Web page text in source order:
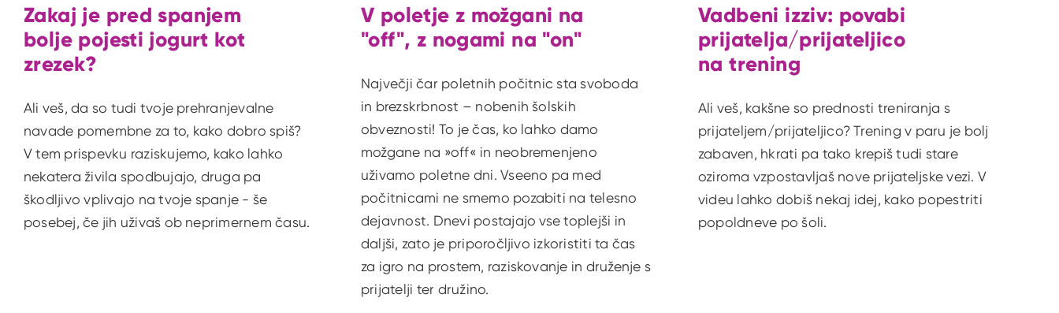
Zakaj je pred spanjem
bolje pojesti jogurt kot
zrezek?
Ali veš, da so tudi tvoje prehranjevalne
navade pomembne za to, kako dobro spiš?
V tem prispevku raziskujemo, kako lahko
nekatera živila spodbujajo, druga pa
škodljivo vplivajo na tvoje spanje - še
posebej, če jih uživaš ob neprimernem času.
V poletje z možgani na
"off", z nogami na "on"
Največji čar poletnih počitnic sta svoboda
in brezskrbnost – nobenih šolskih
obveznosti! To je čas, ko lahko damo
možgane na »off« in neobremenjeno
uživamo poletne dni. Vseeno pa med
počitnicami ne smemo pozabiti na telesno
dejavnost. Dnevi postajajo vse toplejši in
daljši, zato je priporočljivo izkoristiti ta čas
za igro na prostem, raziskovanje in druženje s
prijatelji ter družino.
Vadbeni izziv: povabi
prijatelja/prijateljico
na trening
Ali veš, kakšne so prednosti treniranja s
prijateljem/prijateljico? Trening v paru je bolj
zabaven, hkrati pa tako krepiš tudi stare
oziroma vzpostavljaš nove prijateljske vezi. V
videu lahko dobiš nekaj idej, kako popestriti
popoldneve po šoli.